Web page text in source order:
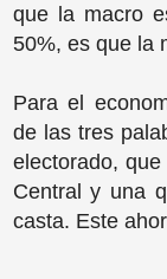
que la macro
50%, es que la
Para el
de las tres
electorado,
Central y una
casta. Este